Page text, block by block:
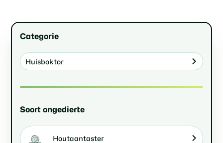
Categorie
Huisboktor
Soort ongedierte
Houtaantaster